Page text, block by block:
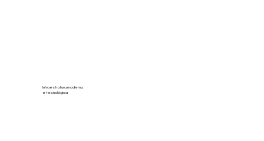
Infraestrutura moderna
e tecnológica